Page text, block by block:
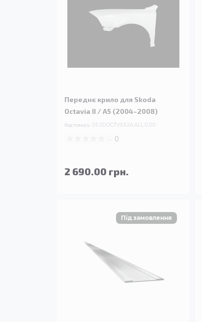
Переднє крило для Skoda
Octavia II / A5 (2004–2008)
Код товару: 05.SDOCTVXX2A.ALL.0.00
0
2 690.00 грн.